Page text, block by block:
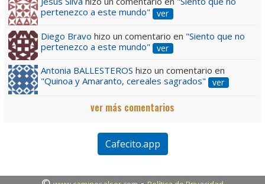
pertenezco a este mundo"
ver
Diego Bravo hizo un comentario en "Siento que no
pertenezco a este mundo"
ver
Antonia BALLESTEROS hizo un comentario en
"Quinoa y Amaranto, cereales sagrados"
ver
ver más comentarios
Cafecito.app